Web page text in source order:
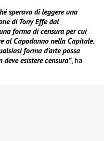
speravo di leggere una
di Tony Effe dal
forma di censura per cui
al Capodanno nella Capitale.
forma d’arte possa
esistere censura”, ha